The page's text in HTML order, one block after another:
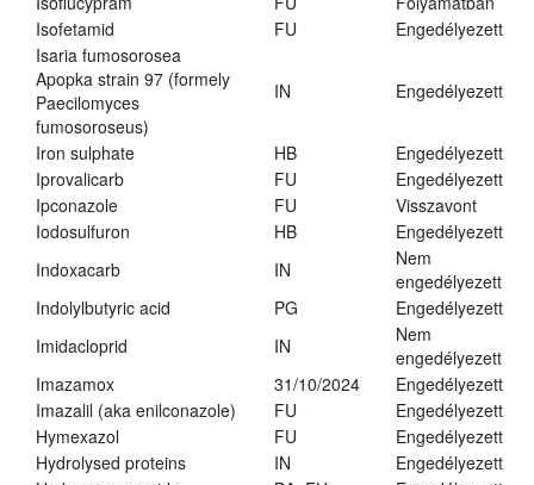
Isofetamid
FU
Engedélyezett
Isaria fumosorosea
Apopka strain 97 (formely
Paecilomyces
fumosoroseus)
IN Engedélyezett
Iron sulphate HB
Engedélyezett
Iprovalicarb
FU
Engedélyezett
Ipconazole
FU
Visszavont
Iodosulfuron
HB
Engedélyezett
Indoxacarb
IN
Nem
engedélyezett
Indolylbutyric acid
PG
Engedélyezett
Imidacloprid
IN
Nem
engedélyezett
Imazamox
31/10/2024
Engedélyezett
Imazalil (aka enilconazole)
FU
Engedélyezett
Hymexazol
FU
Engedélyezett
Hydrolysed proteins
IN
Engedélyezett